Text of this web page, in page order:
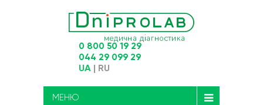
0 800 50 19 29
044 29 099 29
UA RU
МЕНЮ